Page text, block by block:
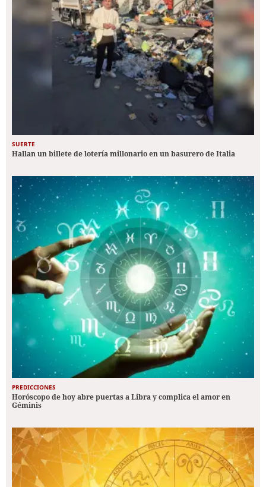
SUERTE
Hallan un billete de lotería millonario en un basurero de Italia
PREDICCIONES
Horóscopo de hoy abre puertas a Libra y complica el amor en
Géminis